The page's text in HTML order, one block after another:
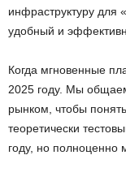
инфраструктуру для
удобный и
Когда мгновенные
2025 году. Мы
рынком, чтобы
теоретически
году, но полноценно